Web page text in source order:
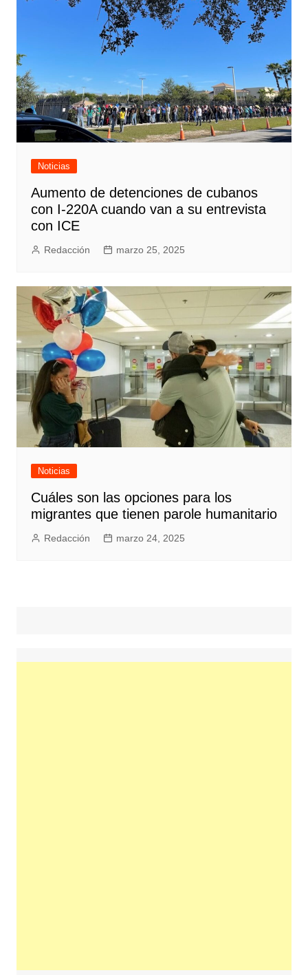
Noticias
Aumento de detenciones de cubanos
con I-220A cuando van a su entrevista
con ICE
Redacción marzo 25, 2025
Noticias
Cuáles son las opciones para los
migrantes que tienen parole humanitario
Redacción marzo 24, 2025